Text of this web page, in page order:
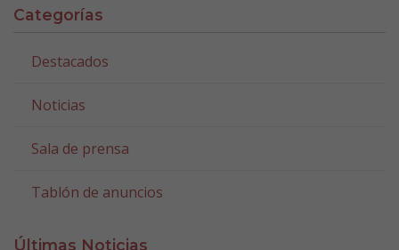
Categorías
Destacados
Noticias
Sala de prensa
Tablón de anuncios
Últimas Noticias